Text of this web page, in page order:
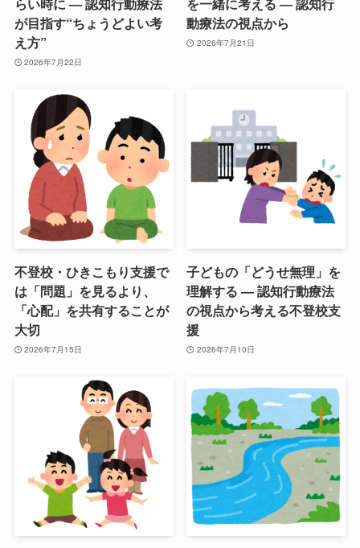
が目指す“ちょうどよい考
え方”
2026年7月22日
動療法の視点から
2026年7月21日
不登校・ひきこもり支援で
は「問題」を見るより、
「心配」を共有することが
大切
2026年7月15日
子どもの「どうせ無理」を
理解する ― 認知行動療法
の視点から考える不登校支
援
2026年7月10日